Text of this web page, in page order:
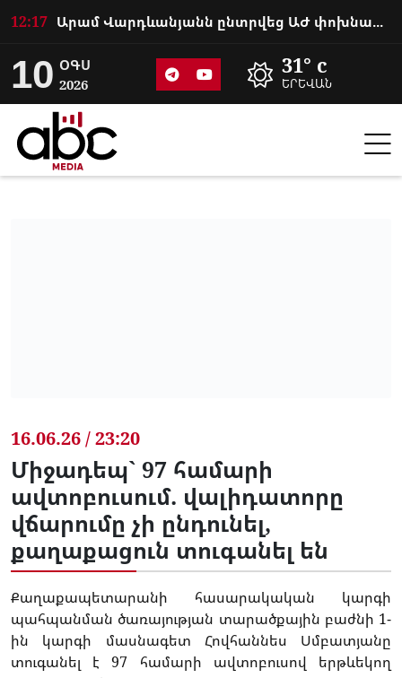
12:17 Արամ Վարդևանյանն ընտրվեց ԱԺ փոխնախագահ
10 ՕԳՍ
2026
31° c
ԵՐԵՎԱՆ
16.06.26 / 23:20
Միջադեպ` 97 համարի
ավտոբուսում. վալիդատորը
վճարումը չի ընդունել,
քաղաքացուն տուգանել են
Քաղաքապետարանի հասարակական կարգի
պահպանման ծառայության տարածքային բաժնի 1-
ին կարգի մասնագետ Հովհաննես Սմբատյանը
տուգանել է 97 համարի ավտոբուսով երթևեկող